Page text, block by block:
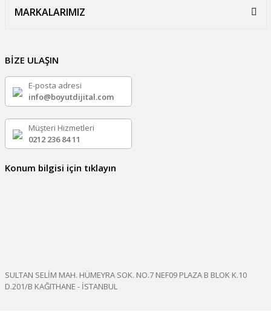
MARKALARIMIZ
BİZE ULAŞIN
E-posta adresi
info@boyutdijital.com
Müşteri Hizmetleri
0212 236 84 11
Konum bilgisi için tıklayın
SULTAN SELİM MAH. HÜMEYRA SOK. NO.7 NEF09 PLAZA B BLOK K.10
D.201/B KAĞITHANE - İSTANBUL